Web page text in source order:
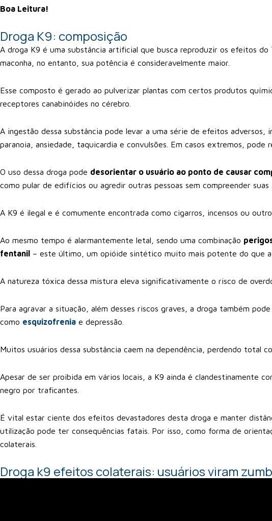
Boa Leitura!
Droga K9: composição
A droga K9 é uma substância artificial que busca reproduzir os efeitos do
maconha, no entanto, sua potência é consideravelmente maior.
Esse composto é gerado ao pulverizar plantas com certos produtos
receptores canabinóides no cérebro.
A ingestão dessa substância pode levar a uma série de efeitos adversos,
paranoia, ansiedade, taquicardia e convulsões. Em casos extremos, pode
O uso dessa droga pode desorientar o usuário ao ponto de causar
como pular de edifícios ou agredir outras pessoas sem compreender suas
A K9 é ilegal e é comumente encontrada como cigarros, incensos ou
Ao mesmo tempo é alarmantemente letal, sendo uma combinação
fentanil – este último, um opióide sintético muito mais potente do que a
A natureza tóxica dessa mistura eleva significativamente o risco de
Para agravar a situação, além desses riscos graves, a droga também
como esquizofrenia e depressão.
Muitos usuários dessa substância caem na dependência, perdendo total
Apesar de ser proibida em vários locais, a K9 ainda é clandestinamente
negro por traficantes.
É vital estar ciente dos efeitos devastadores desta droga e manter
utilização pode ter consequências fatais. Por isso, como forma de
colaterais.
Droga k9 efeitos colaterais: usuários viram